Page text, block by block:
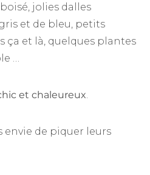
jolies dalles
et de bleu, petits
ça et là, quelques plantes
…
et chaleureux.
envie de piquer leurs